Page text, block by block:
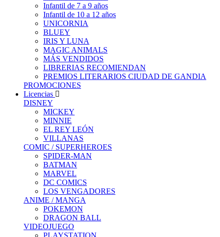
Infantil de 7 a 9 años
Infantil de 10 a 12 años
UNICORNIA
BLUEY
IRIS Y LUNA
MAGIC ANIMALS
MÁS VENDIDOS
LIBRERIAS RECOMIENDAN
PREMIOS LITERARIOS CIUDAD DE GANDIA
PROMOCIONES
Licencias
DISNEY
MICKEY
MINNIE
EL REY LEÓN
VILLANAS
COMIC / SUPERHEROES
SPIDER-MAN
BATMAN
MARVEL
DC COMICS
LOS VENGADORES
ANIME / MANGA
POKEMON
DRAGON BALL
VIDEOJUEGO
PLAYSTATION